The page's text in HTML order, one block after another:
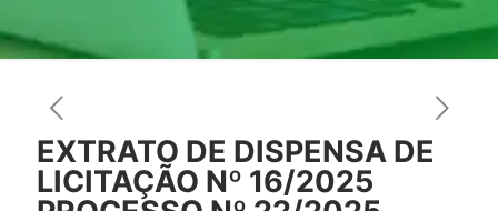
EXTRATO DE DISPENSA DE
LICITAÇÃO Nº 16/2025